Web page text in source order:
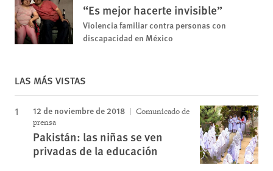
“Es mejor hacerte invisible”
Violencia familiar contra personas con
discapacidad en México
LAS MÁS VISTAS
12 de noviembre de 2018
Comunicado de
prensa
Pakistán: las niñas se ven
privadas de la educación